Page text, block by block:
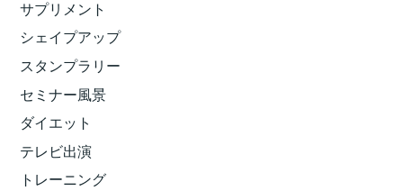
サプリメント
シェイプアップ
スタンプラリー
セミナー風景
ダイエット
テレビ出演
トレーニング